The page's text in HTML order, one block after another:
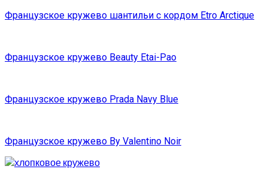
Французское кружево шантильи с кордом Etro Arctique
Французское кружево Beauty Etai-Pao
Французское кружево Prada Navy Blue
Французское кружево By Valentino Noir